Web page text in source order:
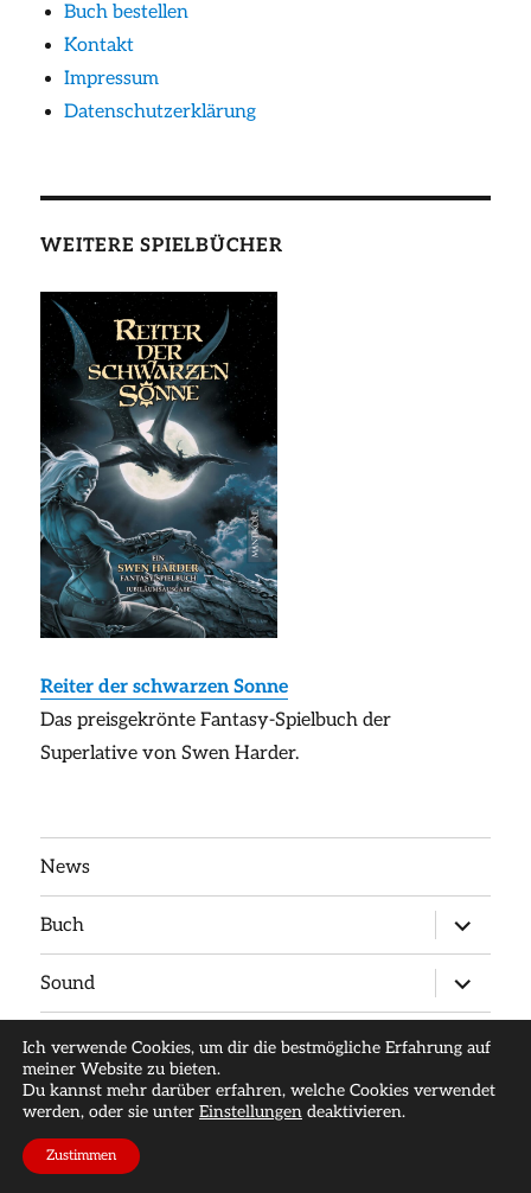
Buch bestellen
Kontakt
Impressum
Datenschutzerklärung
WEITERE SPIELBÜCHER
Reiter der schwarzen Sonne
Das preisgekrönte Fantasy-Spielbuch der
Superlative von Swen Harder.
News
Buch
anzeigen
Sound
anzeigen
Macher
anzeigen
Downloads
Ich verwende Cookies, um dir die bestmögliche Erfahrung auf
meiner Website zu bieten.
Du kannst mehr darüber erfahren, welche Cookies verwendet
werden, oder sie unter Einstellungen deaktivieren.
Zustimmen